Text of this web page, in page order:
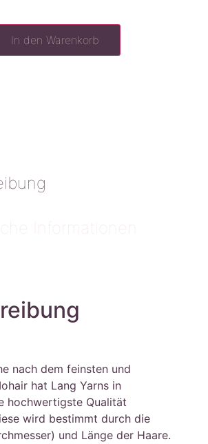
In den Warenkorb
Informationen
nach dem feinsten und
hat Lang Yarns in
hochwertigste Qualität
wird bestimmt durch die
und Länge der Haare.